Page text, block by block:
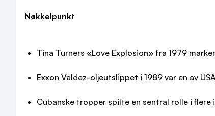
Nøkkelpunkt
Tina Turners «Love Explosion» fra 1979
Exxon Valdez-oljeutslippet i 1989 var en av
Cubanske tropper spilte en sentral rolle i